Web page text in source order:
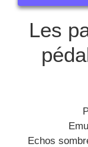
Les
Echos